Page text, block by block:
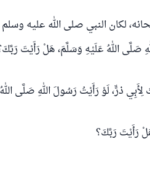
لكان النبي صلى الله عليه
قُلْتَ لِأَبِي ذرٍّ، لَوْ رَأَيْتُ رَسُولَ اللهِ صَلَّى
رَأَيْتَ رَبَّكَ؟